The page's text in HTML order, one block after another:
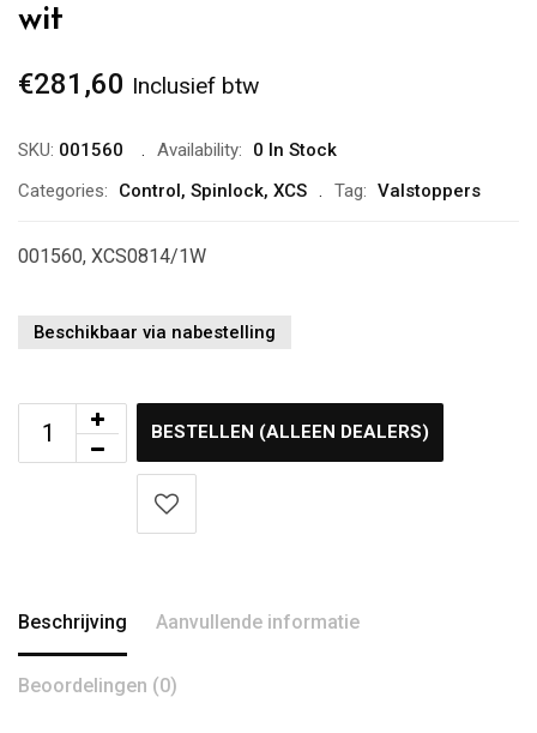
wit
€281,60 Inclusief btw
SKU: 001560 Availability:
0 In Stock
Categories:
Control, Spinlock, XCS Tag: Valstoppers
001560, XCS0814/1W
Beschikbaar via nabestelling
BESTELLEN (ALLEEN DEALERS)
Beschrijving Aanvullende informatie
Beoordelingen (0)